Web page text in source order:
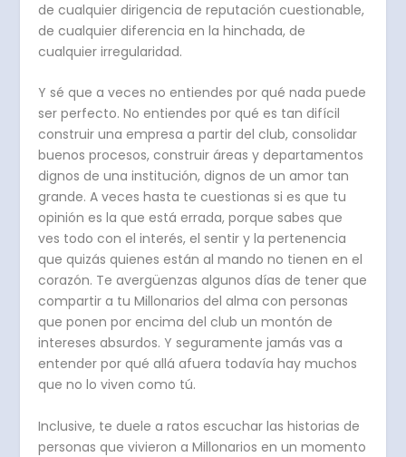
de cualquier dirigencia de reputación cuestionable,
de cualquier diferencia en la hinchada, de
cualquier irregularidad.
Y sé que a veces no entiendes por qué nada puede
ser perfecto. No entiendes por qué es tan difícil
construir una empresa a partir del club, consolidar
buenos procesos, construir áreas y departamentos
dignos de una institución, dignos de un amor tan
grande. A veces hasta te cuestionas si es que tu
opinión es la que está errada, porque sabes que
ves todo con el interés, el sentir y la pertenencia
que quizás quienes están al mando no tienen en el
corazón. Te avergüenzas algunos días de tener que
compartir a tu Millonarios del alma con personas
que ponen por encima del club un montón de
intereses absurdos. Y seguramente jamás vas a
entender por qué allá afuera todavía hay muchos
que no lo viven como tú.
Inclusive, te duele a ratos escuchar las historias de
personas que vivieron a Millonarios en un momento